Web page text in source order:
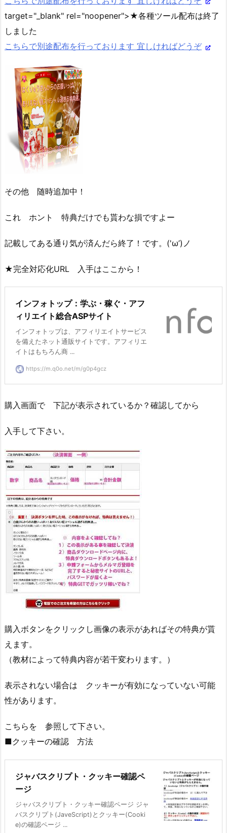
target="_blank" rel="noopener">★各種ツール配布は終了
しました
こちらで別途配布を行っております 宜しければどうぞ
その他 随時追加中！
これ ホント 特典だけでも貰わな損ですよー
記載してある通り気が済んだら終了！です。('ω’)ノ
★完全対応化URL 入手はここから！
インフォトップ：学ぶ・稼ぐ・アフ
ィリエイト総合ASPサイト
インフォトップは、アフィリエイトサービス
を備えたネット通販サイトです。アフィリエ
イトはもちろん商 ...
https://m.q0o.net/m/g0p4gcz
購入画面で 下記が表示されているか？確認してから
入手して下さい。
購入ボタンをクリックし画像の表示があればその特典が貰
えます。
（教材によって特典内容が若干変わります。）
表示されない場合は クッキーが有効になっていない可能
性があります。
こちらを 参照して下さい。
■クッキーの確認 方法
ジャバスクリプト・クッキー確認ペ
ージ
ジャバスクリプト・クッキー確認ページ ジャ
バスクリプト(JaveScript)とクッキー(Cooki
e)の確認ページ ...